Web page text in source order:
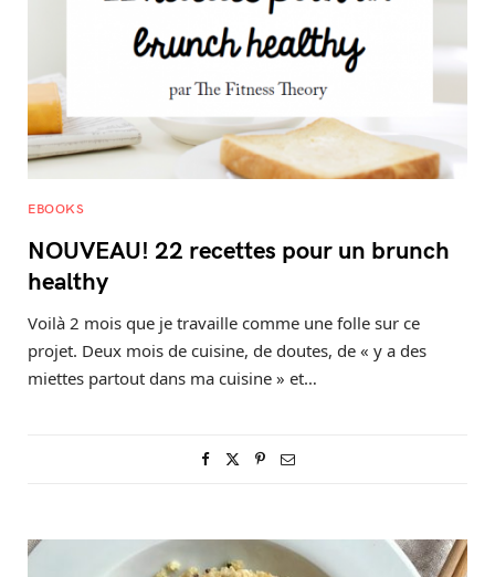
EBOOKS
NOUVEAU! 22 recettes pour un brunch
healthy
Voilà 2 mois que je travaille comme une folle sur ce
projet. Deux mois de cuisine, de doutes, de « y a des
miettes partout dans ma cuisine » et…